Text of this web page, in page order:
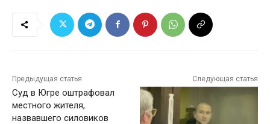
Предыдущая статья
Суд в Югре оштрафовал
местного жителя,
назвавшего силовиков
Следующая статья